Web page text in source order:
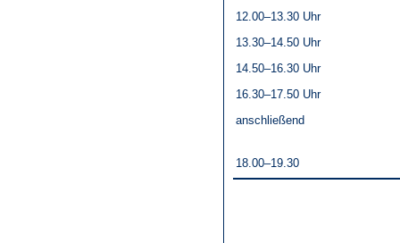
12.00–13.30 Uhr
13.30–14.50 Uhr
14.50–16.30 Uhr
16.30–17.50 Uhr
anschließend
18.00–19.30